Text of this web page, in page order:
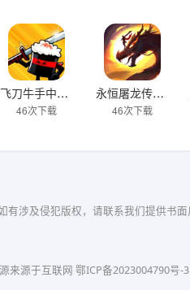
飞刀牛手中文版下载
46次下载
永恒屠龙传奇大极品游戏下载
46次下载
有涉及侵犯版权，请联系我们提供书面
来源于互联网 鄂ICP备2023004790号-3